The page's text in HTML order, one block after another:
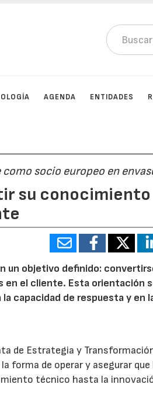
AGENDA ENTIDADES
socio europeo en
su conocimiento
un objetivo definido:
en el cliente. Esta orientación
capacidad de respuesta y en
de Estrategia y
forma de operar y asegurar
técnico hasta la